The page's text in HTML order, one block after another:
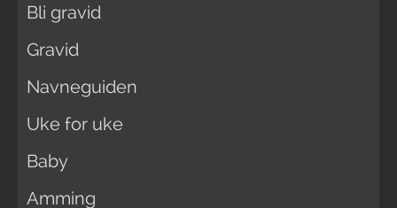
Bli gravid
Gravid
Navneguiden
Uke for uke
Baby
Amming